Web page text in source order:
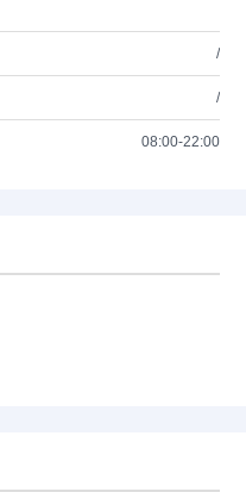
/
/
08:00-22:00